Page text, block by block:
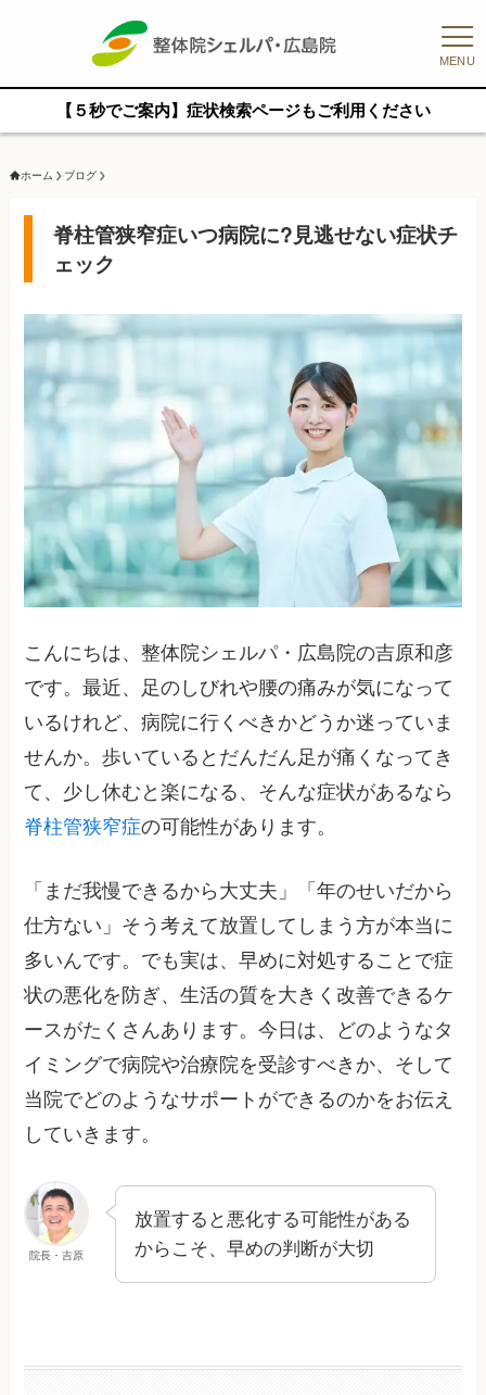
MENU
【５秒でご案内】症状検索ページもご利用ください
ホーム ブログ
脊柱管狭窄症いつ病院に?見逃せない症状チ
ェック
こんにちは、整体院シェルパ・広島院の吉原和彦
です。最近、足のしびれや腰の痛みが気になって
いるけれど、病院に行くべきかどうか迷っていま
せんか。歩いているとだんだん足が痛くなってき
て、少し休むと楽になる、そんな症状があるなら
脊柱管狭窄症の可能性があります。
「まだ我慢できるから大丈夫」「年のせいだから
仕方ない」そう考えて放置してしまう方が本当に
多いんです。でも実は、早めに対処することで症
状の悪化を防ぎ、生活の質を大きく改善できるケ
ースがたくさんあります。今日は、どのようなタ
イミングで病院や治療院を受診すべきか、そして
当院でどのようなサポートができるのかをお伝え
していきます。
院長・吉原
放置すると悪化する可能性がある
からこそ、早めの判断が大切